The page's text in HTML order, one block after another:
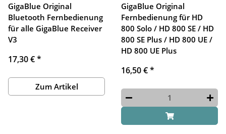
GigaBlue Original
Bluetooth Fernbedienung
für alle GigaBlue Receiver
V3
17,30 €*
Zum Artikel
GigaBlue Original
Fernbedienung für HD
800 Solo / HD 800 SE / HD
800 SE Plus / HD 800 UE /
HD 800 UE Plus
16,50 €*